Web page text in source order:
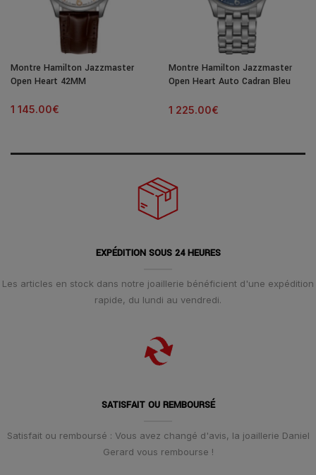
Montre Hamilton Jazzmaster
Open Heart 42MM
1 145.00€
Montre Hamilton Jazzmaster
Open Heart Auto Cadran Bleu
1 225.00€
EXPÉDITION SOUS 24 HEURES
Les articles en stock dans notre joaillerie bénéficient d'une expédition
rapide, du lundi au vendredi.
SATISFAIT OU REMBOURSÉ
Satisfait ou remboursé : Vous avez changé d'avis, la joaillerie Daniel
Gerard vous rembourse !